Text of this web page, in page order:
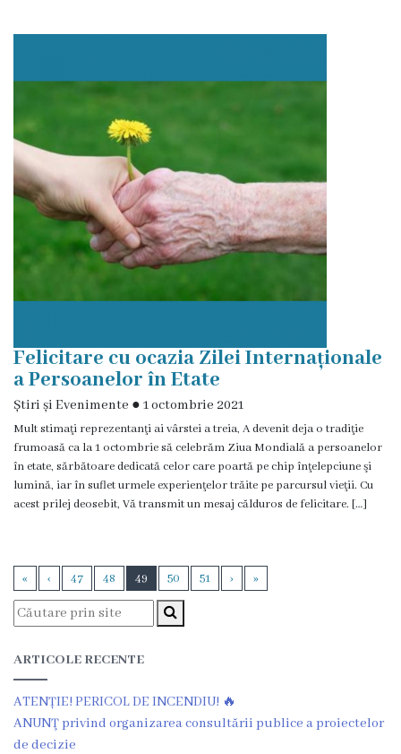
și
Galerie
Video
Contacte
Felicitare cu ocazia Zilei Internaționale
a Persoanelor în Etate
Știri și Evenimente ● 1 octombrie 2021
Mult stimaţi reprezentanţi ai vârstei a treia, A devenit deja o tradiţie
frumoasă ca la 1 octombrie să celebrăm Ziua Mondială a persoanelor
în etate, sărbătoare dedicată celor care poartă pe chip înţelepciune şi
lumină, iar în suflet urmele experienţelor trăite pe parcursul vieţii. Cu
acest prilej deosebit, Vă transmit un mesaj călduros de felicitare. […]
« ‹ 47 48 49 50 51 › »
ARTICOLE RECENTE
ATENȚIE! PERICOL DE INCENDIU! 🔥
ANUNŢ privind organizarea consultării publice a proiectelor
de decizie